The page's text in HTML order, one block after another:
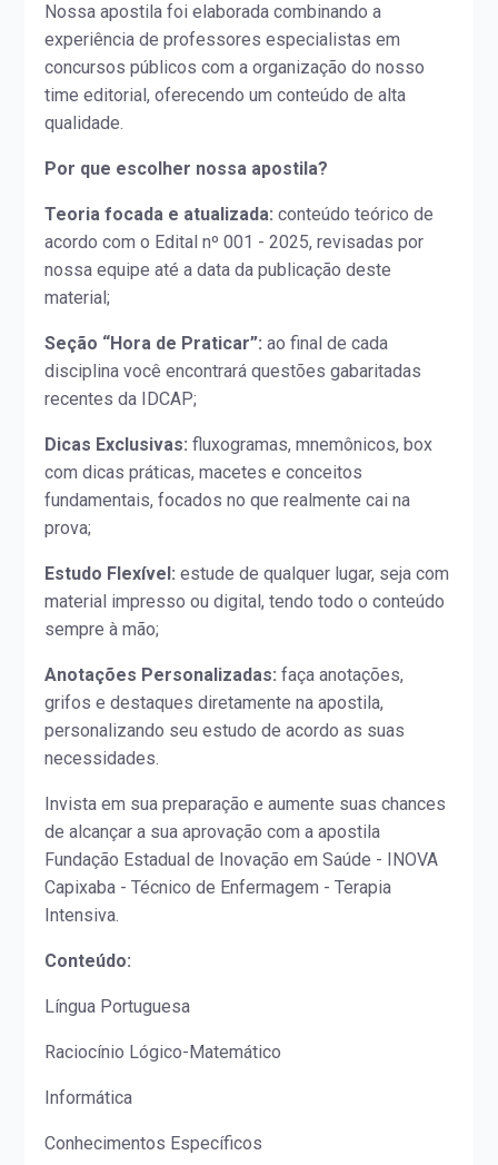
Nossa apostila foi elaborada combinando a
experiência de professores especialistas em
concursos públicos com a organização do nosso
time editorial, oferecendo um conteúdo de alta
qualidade.
Por que escolher nossa apostila?
Teoria focada e atualizada: conteúdo teórico de
acordo com o Edital nº 001 - 2025, revisadas por
nossa equipe até a data da publicação deste
material;
Seção “Hora de Praticar”: ao final de cada
disciplina você encontrará questões gabaritadas
recentes da IDCAP;
Dicas Exclusivas: fluxogramas, mnemônicos, box
com dicas práticas, macetes e conceitos
fundamentais, focados no que realmente cai na
prova;
Estudo Flexível: estude de qualquer lugar, seja com
material impresso ou digital, tendo todo o conteúdo
sempre à mão;
Anotações Personalizadas: faça anotações,
grifos e destaques diretamente na apostila,
personalizando seu estudo de acordo as suas
necessidades.
Invista em sua preparação e aumente suas chances
de alcançar a sua aprovação com a apostila
Fundação Estadual de Inovação em Saúde - INOVA
Capixaba - Técnico de Enfermagem - Terapia
Intensiva.
Conteúdo:
Língua Portuguesa
Raciocínio Lógico-Matemático
Informática
Conhecimentos Específicos